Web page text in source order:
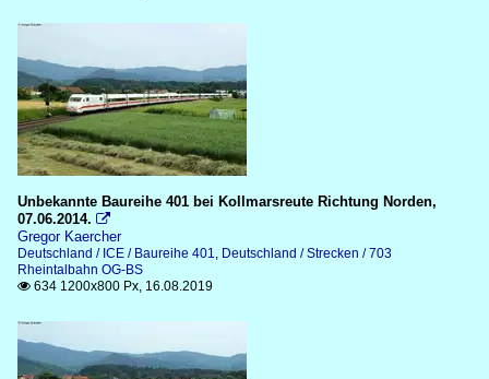
Unbekannte Baureihe 401 bei Kollmarsreute Richtung Norden,
07.06.2014. 
Gregor Kaercher
Deutschland / ICE / Baureihe 401, Deutschland / Strecken / 703
Rheintalbahn OG-BS
 634 1200x800 Px, 16.08.2019